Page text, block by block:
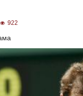
922